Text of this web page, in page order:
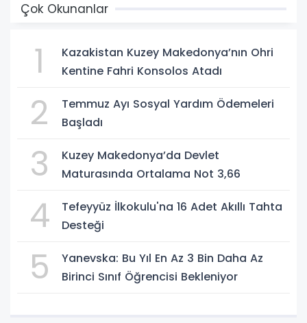
Çok Okunanlar
1
Kazakistan Kuzey Makedonya’nın Ohri
Kentine Fahri Konsolos Atadı
2
Temmuz Ayı Sosyal Yardım Ödemeleri
Başladı
3
Kuzey Makedonya’da Devlet
Maturasında Ortalama Not 3,66
4
Tefeyyüz İlkokulu'na 16 Adet Akıllı Tahta
Desteği
5
Yanevska: Bu Yıl En Az 3 Bin Daha Az
Birinci Sınıf Öğrencisi Bekleniyor